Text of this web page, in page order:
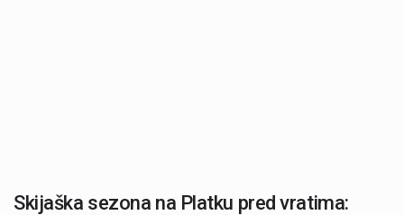
Skijaška sezona na Platku pred vratima: